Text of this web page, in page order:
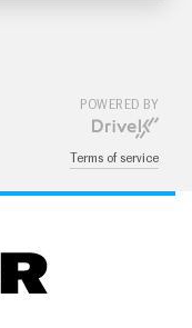
POWERED BY
Terms of service